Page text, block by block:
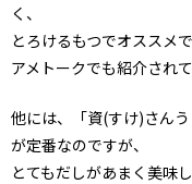
く、
とろけるもつでオススメ
アメトークでも紹介され
他には、「資(すけ)さん
が定番なのですが、
とてもだしがあまく美味